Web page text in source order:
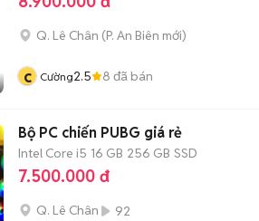
Q. Lê Chân (P. An Biên mới)
c Cường2.5 8 đã bán
Bộ PC chiến PUBG giá rẻ
Intel Core i5 16 GB 256 GB SSD
7.500.000 đ
Q. Lê Chân 92